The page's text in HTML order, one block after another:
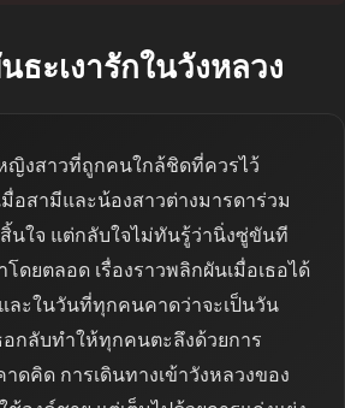
ธะเงารักในวังหลวง
ญิงสาวที่ถูกคนใกล้ชิดที่ควรไว้
อสามีและน้องสาวต่างมารดาร่วม
นใจ แต่กลับใจไม่ทันรู้ว่านิ่งซู่ขันที
ดยตลอด เรื่องราวพลิกผันเมื่อเธอได้
ละในวันที่ทุกคนคาดว่าจะเป็นวัน
อกลับทำให้ทุกคนตะลึงด้วยการ
ดคิด การเดินทางเข้าวังหลวงของ